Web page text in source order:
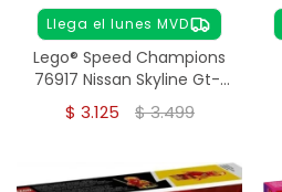
Llega el lunes MVD
Lego® Speed Champions
76917 Nissan Skyline Gt-r
(r34)
$ 3.125 $3.499